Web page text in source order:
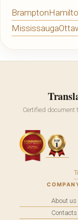
Brampton
Mississauga
Certified document
About us
Contacts